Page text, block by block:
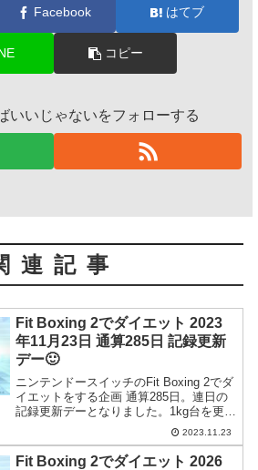
Facebook はてブ
コピー
いいじゃないをフォローする
連記事
Fit Boxing 2でダイエット 2023
年11月23日 通算285日 記録更新
デー🙂
ニンテンドースイッチのFit Boxing 2でダ
イエットをする企画 通算285日。連日の
記録更新デーとなりました。1kg台を更新
して、いよいよ10kg台の更新も見えてき
ました。今日でスタートから通算-11kgで
す。
2023.11.23
Fit Boxing 2でダイエット 2026